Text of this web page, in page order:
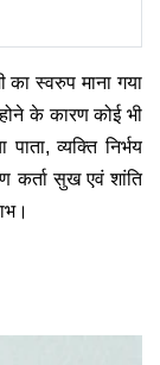
का स्वरुप माना गया
के कारण कोई भी
व्यक्ति निर्भय
कर्ता सुख एवं शांति